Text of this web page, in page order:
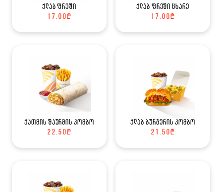
ქლაბ ფრეში
17.00₾
ქლაბ ფრეში ცხარე
17.00₾
ქათმის შაურმის კომბო
22.50₾
ქლაბ ბურგერის კომბო
21.50₾